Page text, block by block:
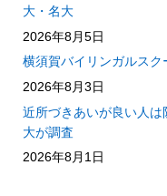
大・名大
2026年8月5日
横須賀バイリンガルス
2026年8月3日
近所づきあいが良い人
大が調査
2026年8月1日